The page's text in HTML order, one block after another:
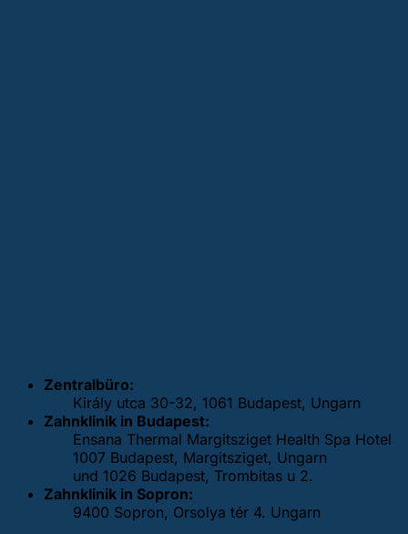
Zentralbüro:
Király utca 30-32, 1061 Budapest, Ungarn
Zahnklinik in Budapest:
Ensana Thermal Margitsziget Health Spa Hotel
1007 Budapest, Margitsziget, Ungarn
und 1026 Budapest, Trombitas u 2.
Zahnklinik in Sopron:
9400 Sopron, Orsolya tér 4. Ungarn